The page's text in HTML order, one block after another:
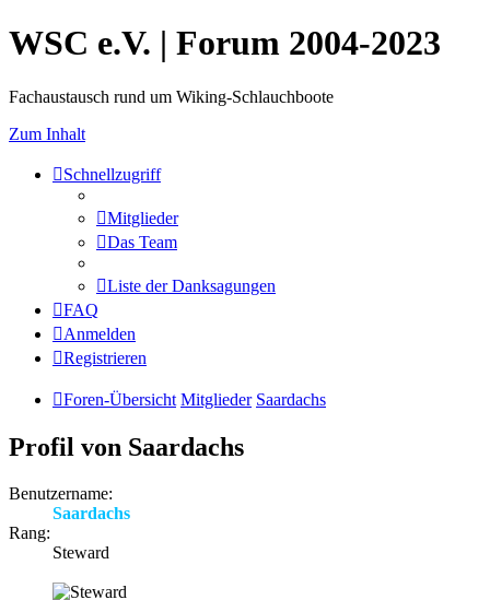
WSC e.V. | Forum 2004-2023
Fachaustausch rund um Wiking-Schlauchboote
Zum Inhalt
Schnellzugriff
Mitglieder
Das Team
Liste der Danksagungen
FAQ
Anmelden
Registrieren
Foren-Übersicht Mitglieder Saardachs
Profil von Saardachs
Benutzername:
Saardachs
Rang:
Steward